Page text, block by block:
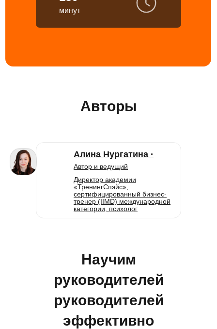
минут
Авторы
Алина Нургатина ·
Автор и ведущий
Директор академии
«ТренингСпэйс»,
сертифицированный бизнес-
тренер (IIMD) международной
категории, психолог
Научим
руководителей
руководителей
эффективно